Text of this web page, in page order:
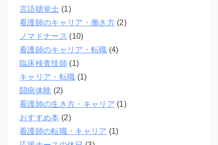
言語聴覚士 (1)
看護師のキャリア・働き方(2)
ノマドナース (10)
看護師のキャリア・転職 (4)
臨床検査技師 (1)
キャリア・転職 (1)
闘病体験 (2)
看護師の生き方・キャリア (1)
おすすめ本 (2)
看護師の転職・キャリア (1)